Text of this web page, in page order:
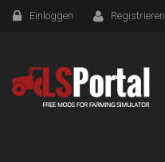
Einloggen Registrieren